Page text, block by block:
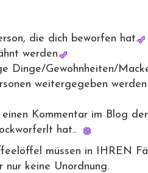
die dich beworfen hat.
werden.
Dinge/Gewohnheiten/
weitergegeben
Kommentar im Blog
hat..
müssen in IHREN
nur keine Unordnung.